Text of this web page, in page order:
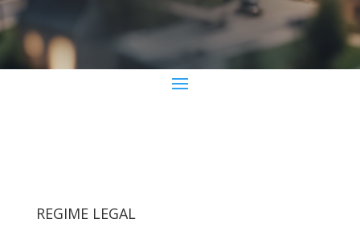
REGIME LEGAL